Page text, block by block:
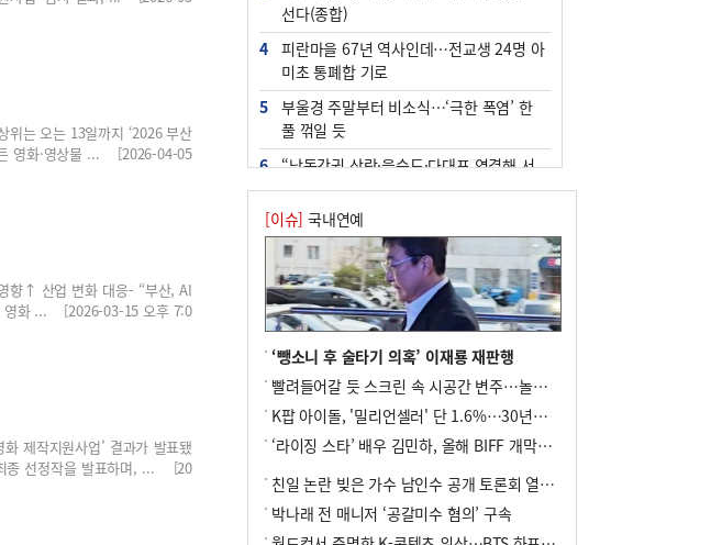
위는 오는 13일까지 ‘2026 부산
든 영화·영상물 ... [2026-04-05
향↑ 산업 변화 대응- “부산, AI
. 영화 ... [2026-03-15 오후 7:0
제작지원사업’ 결과가 발표됐
최종 선정작을 발표하며, ... [20
선다(종합)
4
피란마을 67년 역사인데…전교생 24명 아
미초 통폐합 기로
5
부울경 주말부터 비소식…‘극한 폭염’ 한
풀 꺾일 듯
6
“낙동강권 삼락·을숙도·다대포 연결해 서
부산 관광 키우자”
7
오늘의 날씨- 2026년 8월 7일
[사설] 해수부 신청사 북항으로 확정, 해양
수도 도약의 전환점
9
외국인 선원 ‘인신매매 경유지’ 된 부산…
10 르노 못 타는 부산시장…관용차 규정에 막
힌 지역기업 응원
[이슈] 국내연예
‘뺑소니 후 술타기 의혹’ 이재룡 재판행
빨려들어갈 듯 스크린 속 시공간 변주…놀란의 메시지는 ‘전쟁 속죄’
K팝 아이돌, '밀리언셀러' 단 1.6%…30년간 등장 1182개팀 전수조사
‘라이징 스타’ 배우 김민하, 올해 BIFF 개막식 사회자 확정
친일 논란 빚은 가수 남인수 공개 토론회 열린다.
박나래 전 매니저 ‘공갈미수 혐의’ 구속